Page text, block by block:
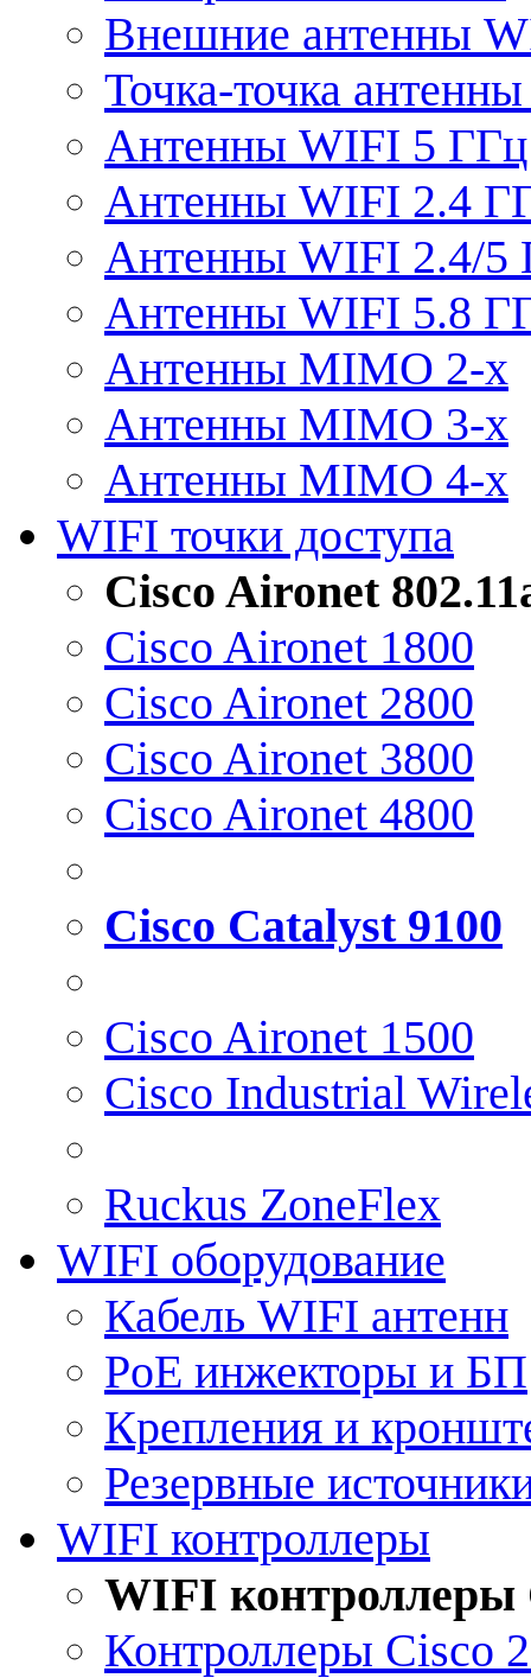
Внешние антенны
Точка-точка
Антенны WIFI 5 ГГц
Антенны WIFI 2.4
Антенны WIFI 2.4/5
Антенны WIFI 5.8
Антенны MIMO 2-x
Антенны MIMO 3-x
Антенны MIMO 4-x
WIFI точки доступа
Cisco Aironet
Cisco Aironet 1800
Cisco Aironet 2800
Cisco Aironet 3800
Cisco Aironet 4800
Cisco Catalyst 9100
Cisco Aironet 1500
Cisco Industrial
Ruckus ZoneFlex
WIFI оборудование
Кабель WIFI антенн
PoE инжекторы и БП
Крепления и
Резервные
WIFI контроллеры
WIFI контроллеры
Контроллеры Cisco